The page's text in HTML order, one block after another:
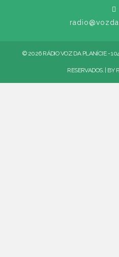
© 2026 RÁDIO VOZ DA PLANÍCIE -
RESERVADOS. | BY